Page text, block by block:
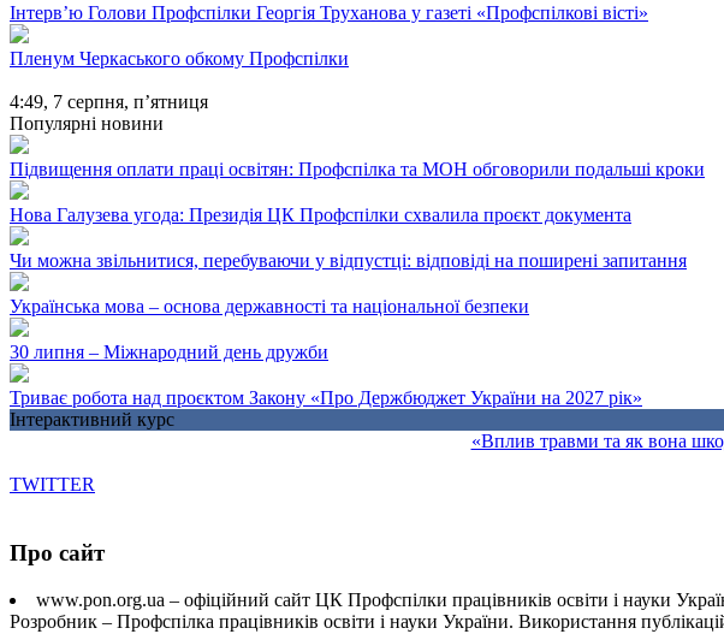
Інтерв’ю Голови Профспілки Георгія Труханова у газеті «Профспілкові вісті»
Пленум Черкаського обкому Профспілки
4:49, 7 серпня, п’ятниця
Популярні новини
Підвищення оплати праці освітян: Профспілка та МОН обговорили подальші кроки
Нова Галузева угода: Президія ЦК Профспілки схвалила проєкт документа
Чи можна звільнитися, перебуваючи у відпустці: відповіді на поширені запитання
Українська мова – основа державності та національної безпеки
30 липня – Міжнародний день дружби
Триває робота над проєктом Закону «Про Держбюджет України на 2027 рік»
Інтерактивний курс
«Вплив травми та як вона
TWITTER
Про сайт
www.pon.org.ua – офіційний сайт ЦК Профспілки працівників освіти і науки
Розробник – Профспілка працівників освіти і науки України. Використання